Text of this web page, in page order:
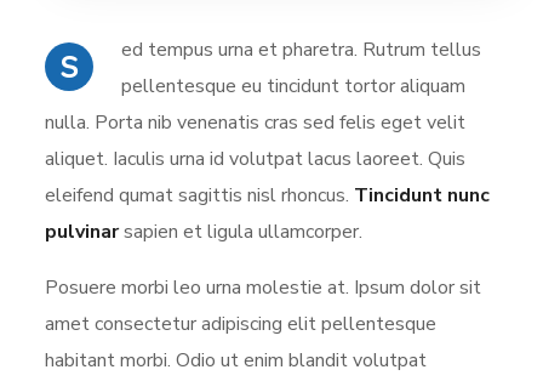
S
ed tempus urna et pharetra. Rutrum tellus
pellentesque eu tincidunt tortor aliquam
nulla. Porta nib venenatis cras sed felis eget velit
aliquet. Iaculis urna id volutpat lacus laoreet. Quis
eleifend qumat sagittis nisl rhoncus. Tincidunt nunc
pulvinarsapien et ligula ullamcorper.
Posuere morbi leo urna molestie at. Ipsum dolor sit
amet consectetur adipiscing elit pellentesque
habitant morbi. Odio ut enim blandit volutpat